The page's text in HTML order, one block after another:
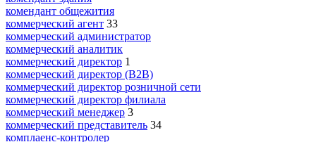
комендант общежития
коммерческий агент 33
коммерческий администратор
коммерческий аналитик
коммерческий директор 1
коммерческий директор (B2B)
коммерческий директор розничной сети
коммерческий директор филиала
коммерческий менеджер 3
коммерческий представитель 34
комплаенс-контролер